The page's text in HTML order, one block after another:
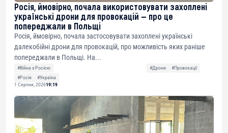
Росія, ймовірно, почала використовувати захоплені
українські дрони для провокацій — про це
попереджали в Польщі
Росія, ймовірно, почала застосовувати захоплені українські
далекобійні дрони для провокацій, про можливість яких раніше
попереджали в Польщі. На...
#Війна з Росією #Дрони
#Провокації
#Росія
#Україна
1 Серпня, 202619:19